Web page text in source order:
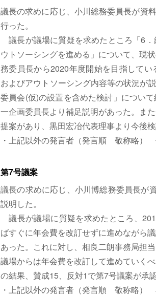
議長の求めに応じ、小川総務委員長が資
行った。
議長が議場に質疑を求めたところ「6
ウトソーシングを進める」について、現
務委員長から2020年度開始を目指して
およびアウトソーシング内容等の状況
委員会(仮)の設置を含めた検討」につい
一企画委員長より補足説明があった。ま
提案があり、黒田宏冶代表理事より今後
・上記以外の発言者（発言順 敬称略）
第7号議案
議長の求めに応じ、小川博総務委員長が
説明した。
議長が議場に質疑を求めたところ、
ばすぐに年会費を改訂せずに進めながら
あった。これに対し、相良二朗事務局担
議場からは年会費を改訂して進めていく
の結果、賛成15、反対1で第7号議案が承認
・上記以外の発言者（発言順 敬称略）